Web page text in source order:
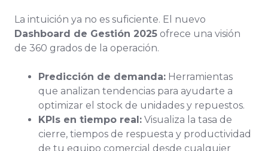
La intuición ya no es suficiente. El nuevo
Dashboard de Gestión 2025 ofrece una visión
de 360 grados de la operación.
Predicción de demanda: Herramientas
que analizan tendencias para ayudarte a
optimizar el stock de unidades y repuestos.
KPIs en tiempo real: Visualiza la tasa de
cierre, tiempos de respuesta y productividad
de tu equipo comercial desde cualquier